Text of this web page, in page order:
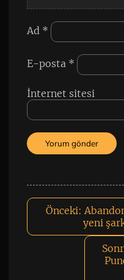
Ad *
E-posta *
İnternet sitesi
Önceki:
yeni